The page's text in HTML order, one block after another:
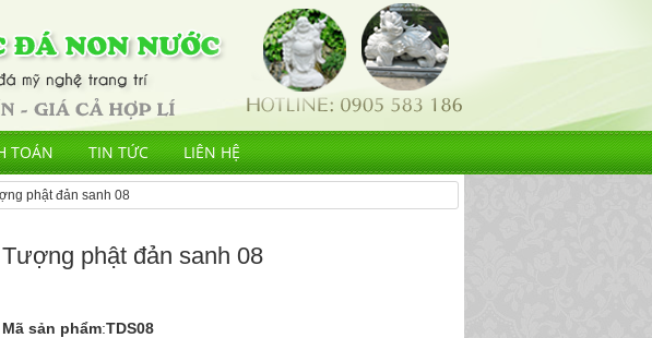
TOÁN TIN TỨC LIÊN HỆ
phật đản sanh 08
Tượng phật đản sanh 08
Mã sản phẩm:TDS08